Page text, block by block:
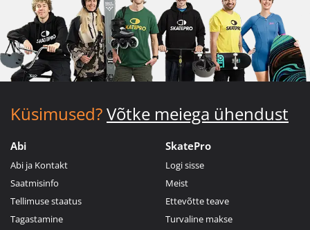
Küsimused?Võtke meiega ühendust
Abi
Abi ja Kontakt
Saatmisinfo
Tellimuse staatus
Tagastamine
SkatePro
Logi sisse
Meist
Ettevõtte teave
Turvaline makse